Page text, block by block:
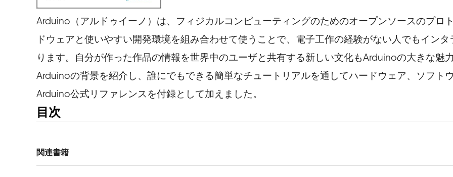
Arduino（アルドゥイーノ）は、フィジカルコンピューティングのためのオープンソースのプロ
ドウェアと使いやすい開発環境を組み合わせて使うことで、電子工作の経験がない人でもイン
ります。自分が作った作品の情報を世界中のユーザと共有する新しい文化もArduinoの大きな魅
Arduinoの背景を紹介し、誰にでもできる簡単なチュートリアルを通してハードウェア、ソフト
Arduino公式リファレンスを付録として加えました。
目次
1. イントロダクション
    対象となる読者
関連書籍